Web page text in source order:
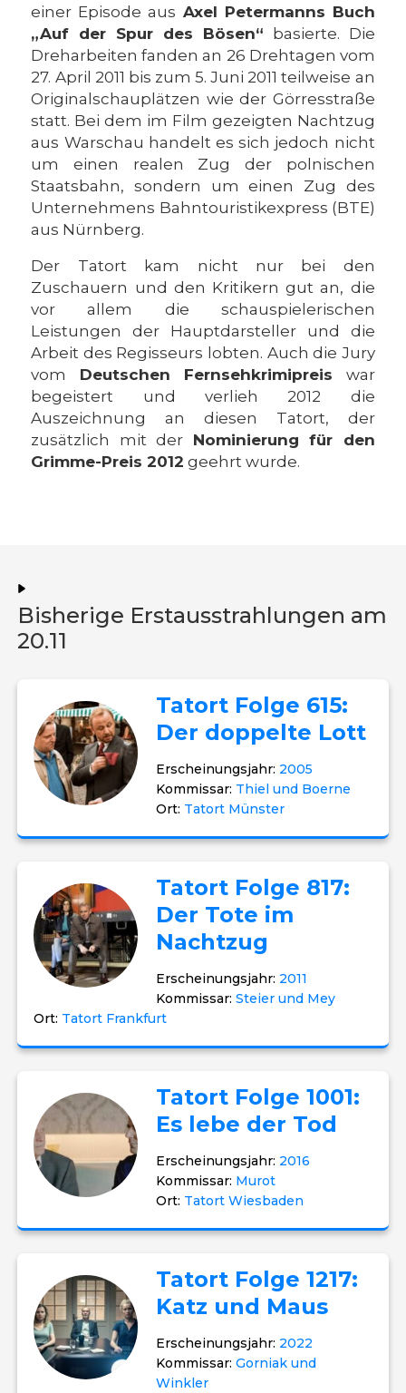
einer Episode aus Axel Petermanns Buch
„Auf der Spur des Bösen“ basierte. Die
Dreharbeiten fanden an 26 Drehtagen vom
27. April 2011 bis zum 5. Juni 2011 teilweise an
Originalschauplätzen wie der Görresstraße
statt. Bei dem im Film gezeigten Nachtzug
aus Warschau handelt es sich jedoch nicht
um einen realen Zug der polnischen
Staatsbahn, sondern um einen Zug des
Unternehmens Bahntouristikexpress (BTE)
aus Nürnberg.
Der Tatort kam nicht nur bei den
Zuschauern und den Kritikern gut an, die
vor allem die schauspielerischen
Leistungen der Hauptdarsteller und die
Arbeit des Regisseurs lobten. Auch die Jury
vom Deutschen Fernsehkrimipreis war
begeistert und verlieh 2012 die
Auszeichnung an diesen Tatort, der
zusätzlich mit der Nominierung für den
Grimme-Preis 2012 geehrt wurde.
Bisherige Erstausstrahlungen am
20.11
Tatort Folge 615:
Der doppelte Lott
Erscheinungsjahr: 2005
Kommissar: Thiel und Boerne
Ort: Tatort Münster
Tatort Folge 817:
Der Tote im
Nachtzug
Erscheinungsjahr: 2011
Kommissar:Steier und Mey
Ort: Tatort Frankfurt
Tatort Folge 1001:
Es lebe der Tod
Erscheinungsjahr: 2016
Kommissar: Murot
Ort: Tatort Wiesbaden
Tatort Folge 1217:
Katz und Maus
Erscheinungsjahr: 2022
Kommissar:Gorniak und
Winkler